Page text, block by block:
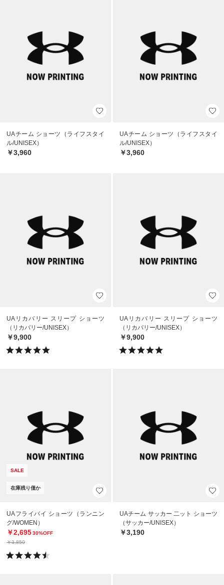
UAチーム ショーツ（ライフスタイ
ル/UNISEX）
￥3,960
UAチーム ショーツ（ライフスタイ
ル/UNISEX）
￥3,960
UAリカバリー スリープ ショーツ
（リカバリー/UNISEX）
￥9,900
UAリカバリー スリープ ショーツ
（リカバリー/UNISEX）
￥9,900
SALE
在庫残り僅か
UAフライバイ ショーツ（ランニン
グ/WOMEN）
￥2,69530%OFF
￥3,850
UAチーム サッカー 二ット ショーツ
（サッカー/UNISEX）
￥3,190